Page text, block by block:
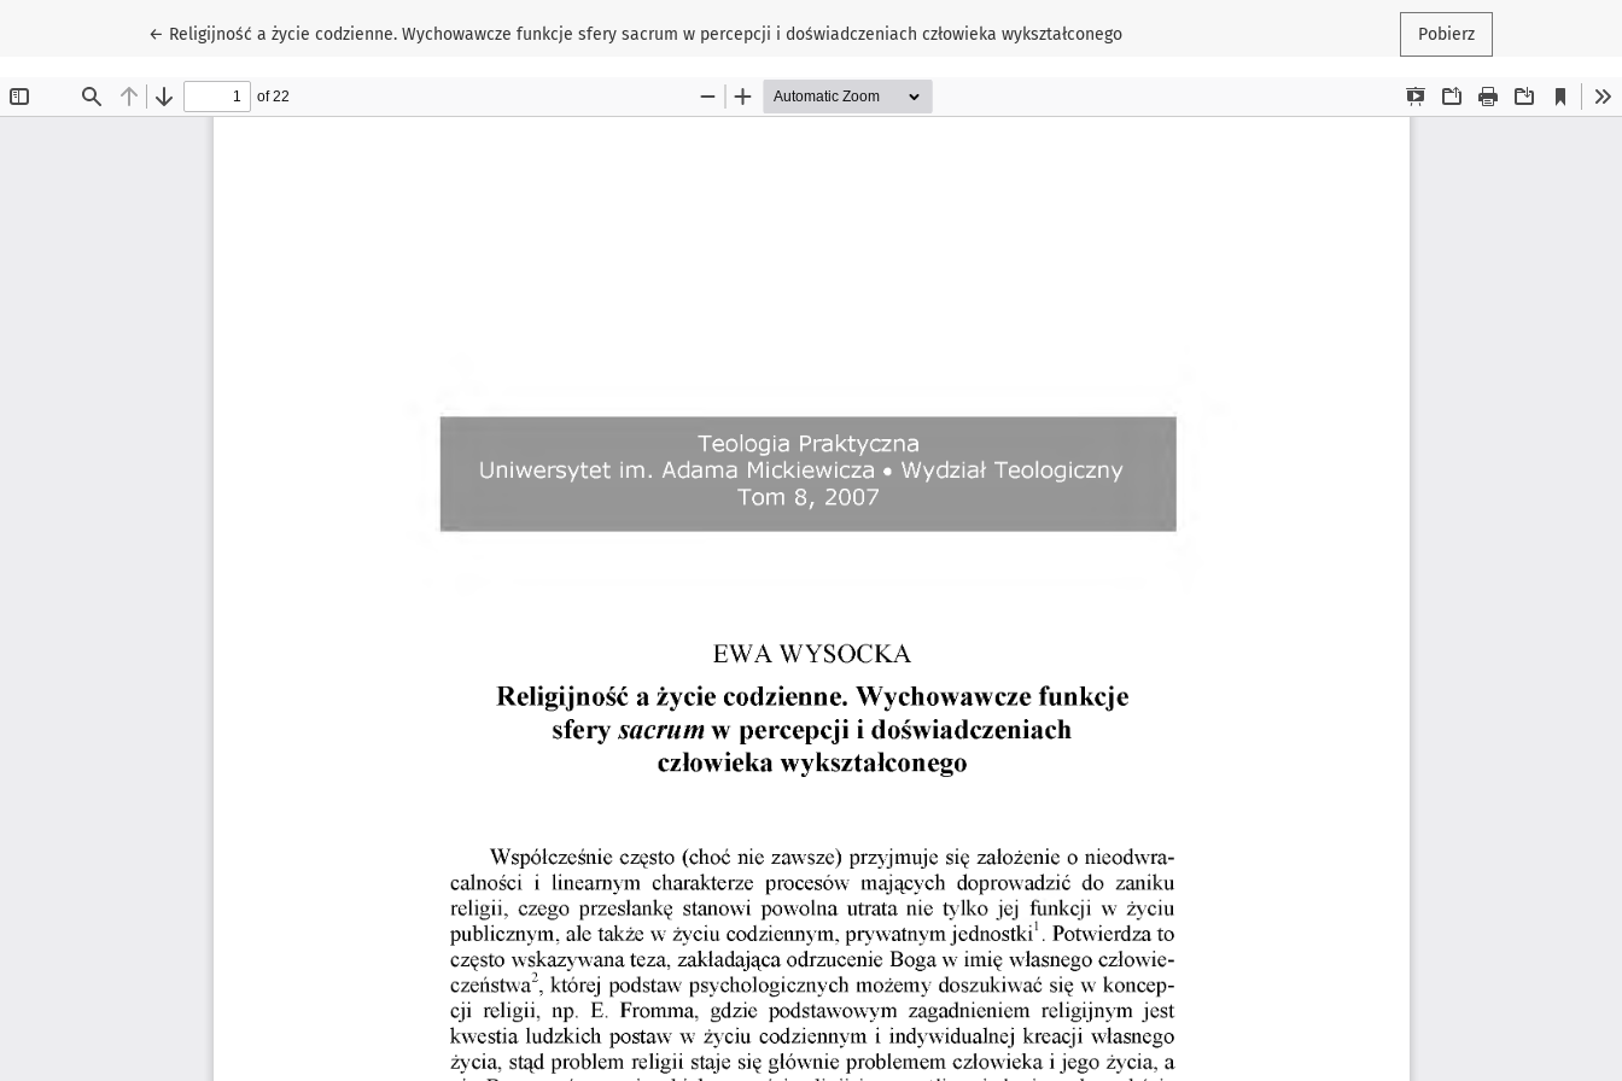
← Wróć do szczegółów artykułu
Religijność a życie codzienne. Wychowawcze funkcje sfery sacrum w percepcji i doświadczeniach człowieka wykształconego Pobierz